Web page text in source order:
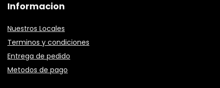
Informacion
Nuestros Locales
Terminos y condiciones
Entrega de pedido
Metodos de pago